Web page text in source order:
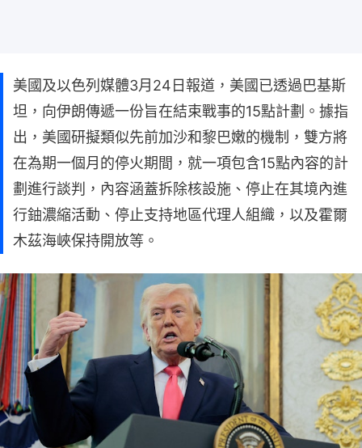
美國及以色列媒體3月24日報道，美國已透過巴基斯
坦，向伊朗傳遞一份旨在結束戰事的15點計劃。據指
出，美國研擬類似先前加沙和黎巴嫩的機制，雙方將
在為期一個月的停火期間，就一項包含15點內容的計
劃進行談判，內容涵蓋拆除核設施、停止在其境內進
行鈾濃縮活動、停止支持地區代理人組織，以及霍爾
木茲海峽保持開放等。